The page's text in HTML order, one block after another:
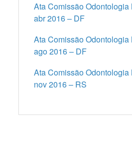
Ata Comissão
abr 2016 – DF
Ata Comissão
ago 2016 – DF
Ata Comissão
nov 2016 – RS